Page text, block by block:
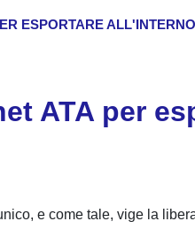
ESPORTARE
ATA per
e come tale, vige la